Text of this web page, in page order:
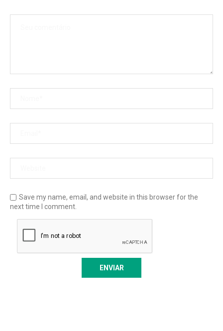
Save my name, email, and website in this browser for the
next time I comment.